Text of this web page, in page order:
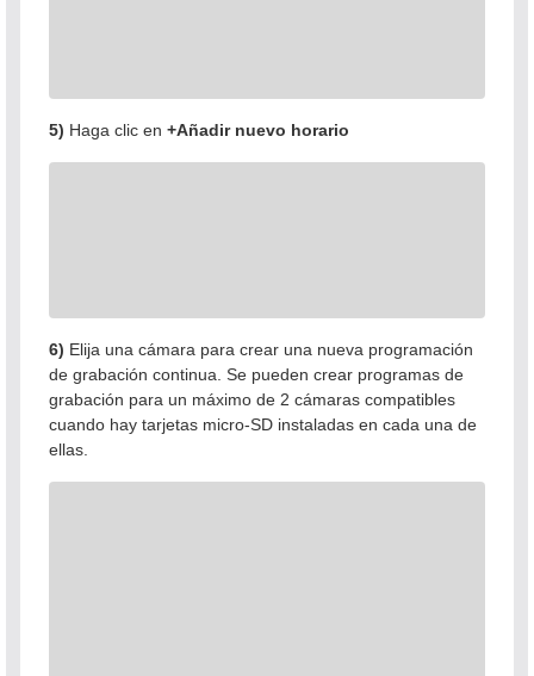
5) Haga clic en +Añadir nuevo horario
6) Elija una cámara para crear una nueva programación
de grabación continua. Se pueden crear programas de
grabación para un máximo de 2 cámaras compatibles
cuando hay tarjetas micro-SD instaladas en cada una de
ellas.